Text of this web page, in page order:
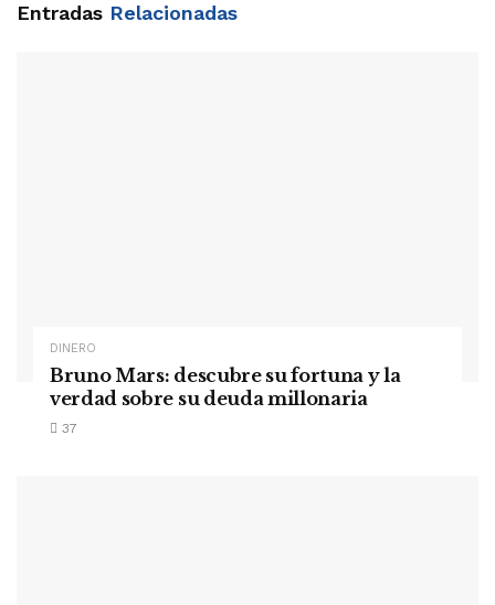
Entradas Relacionadas
DINERO
Bruno Mars: descubre su fortuna y la
verdad sobre su deuda millonaria
37